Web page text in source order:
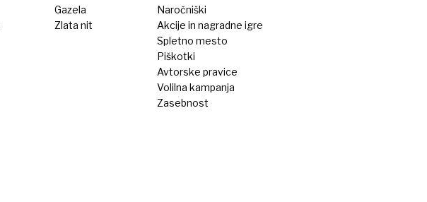
Gazela
Zlata nit
Naročniški
Akcije in nagradne igre
Spletno mesto
Piškotki
Avtorske pravice
Volilna kampanja
Zasebnost